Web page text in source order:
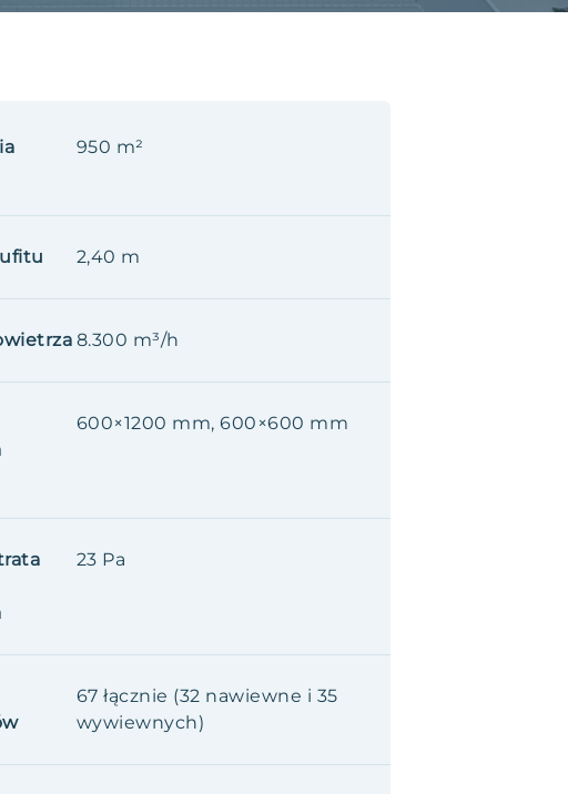
950 m²
2,40 m
8.300 m³/h
600×1200 mm, 600×600 mm
23 Pa
67 łącznie (32 nawiewne i 35
wywiewnych)